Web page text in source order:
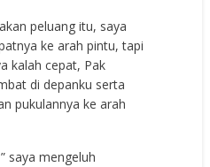
peluang itu, saya
ke arah pintu, tapi
kalah cepat, Pak
di depanku serta
pukulannya ke arah
saya mengeluh